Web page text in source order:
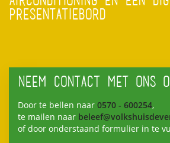
PRESENTATIEBORD
NEEM CONTACT MET ONS
Door te bellen naar 0570 - 600254,
te mailen naar
of door onderstaand formulier in te